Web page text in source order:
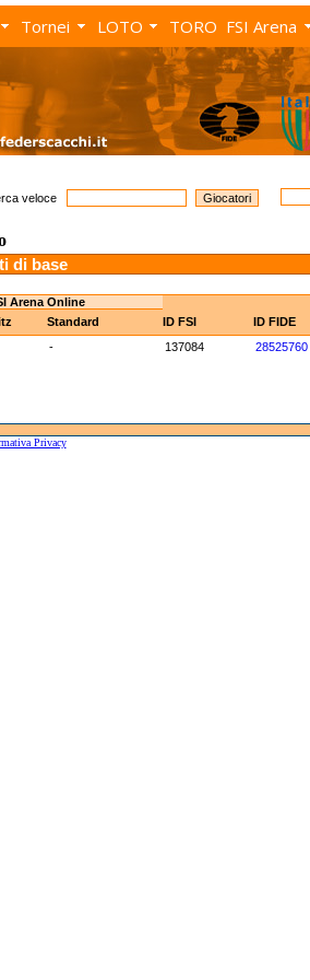
Tornei LOTO TORO FSI Arena
veloce
di base
Arena Online
Standard ID FSI ID FIDE
- 137084 28525760
Privacy